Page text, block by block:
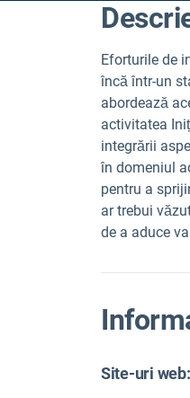
Eforturile de
încă într-un
abordează
activitatea
integrării
în domeniul
pentru a
ar trebui
de a aduce
Site-uri web: